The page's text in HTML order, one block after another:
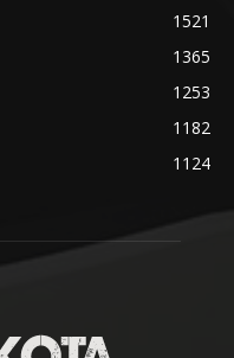
1521
1365
1253
1182
1124